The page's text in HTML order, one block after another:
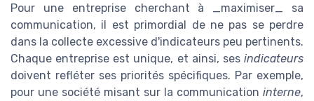
Pour une entreprise cherchant à _maximiser_ sa
communication, il est primordial de ne pas se perdre
dans la collecte excessive d'indicateurs peu pertinents.
Chaque entreprise est unique, et ainsi, ses indicateurs
doivent refléter ses priorités spécifiques. Par exemple,
pour une société misant sur la communication interne,